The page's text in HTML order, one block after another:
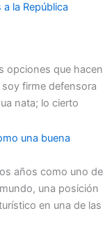
la República
opciones que hacen
firme defensora
nata; lo cierto
una buena
años como uno de
una posición
en una de las